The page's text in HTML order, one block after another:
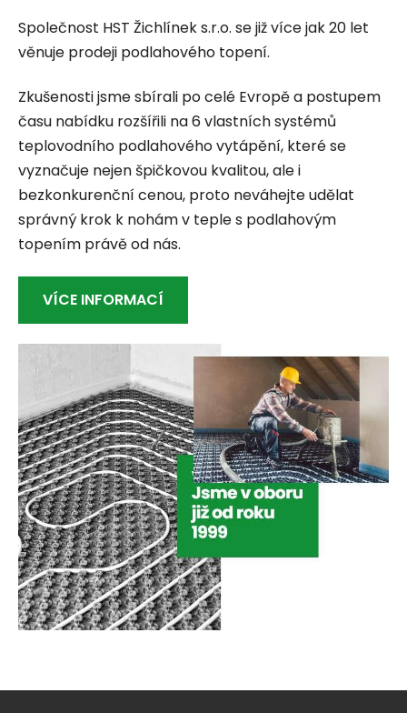
Společnost HST Žichlínek s.r.o. se již více jak 20 let
věnuje prodeji podlahového topení.
Zkušenosti jsme sbírali po celé Evropě a postupem
času nabídku rozšířili na 6 vlastních systémů
teplovodního podlahového vytápění, které se
vyznačuje nejen špičkovou kvalitou, ale i
bezkonkurenční cenou, proto neváhejte udělat
správný krok k nohám v teple s podlahovým
topením právě od nás.
VÍCE INFORMACÍ